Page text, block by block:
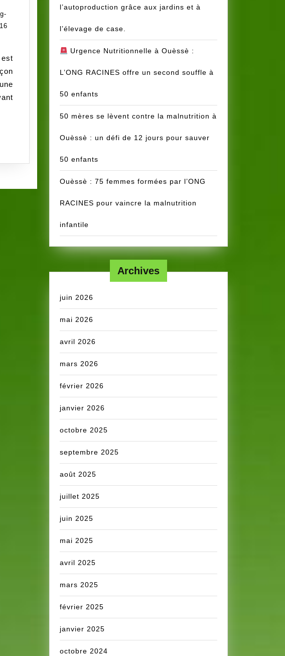
16
l’autoproduction grâce aux jardins et à
l’élevage de case.
Urgence Nutritionnelle à Ouèssè :
L’ONG RACINES offre un second souffle à
50 enfants
50 mères se lèvent contre la malnutrition à
Ouèssè : un défi de 12 jours pour sauver
50 enfants
Ouèssè : 75 femmes formées par l’ONG
RACINES pour vaincre la malnutrition
infantile
Archives
juin 2026
mai 2026
avril 2026
mars 2026
février 2026
janvier 2026
octobre 2025
septembre 2025
août 2025
juillet 2025
juin 2025
mai 2025
avril 2025
mars 2025
février 2025
janvier 2025
octobre 2024